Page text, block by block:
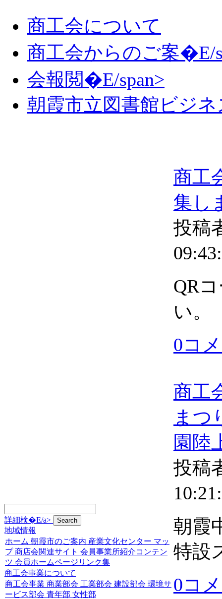
商工会について
商工会からのご案�E/
会報閲�E/span>
朝霞市立図書館ビジ
詳細検�E/a>
地域情報
ホーム 朝霞市のご案内 産業文化センター マッ
プ 商店会関連サイト 会員事業所紹介コンテン
ツ 会員ホームページリンク集
商工会事業について
商工会事業 商業部会 工業部会 建設部会 環境サ
ービス部会 青年部 女性部
商工
集し
投稿
QR
い。
0コ
商工
まつ
園陸
投稿
朝霞
特設
0コ